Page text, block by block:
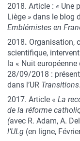
2018. Article : « Une
Liège » dans le blog
Emblémistes en
2018. Organisation,
scientifique,
la « Nuit européenne
28/09/2018 :
dans l’UR Transitions.
2017. Article « La
de la réforme
(avec R. Adam, A.
l’ULg (en ligne,